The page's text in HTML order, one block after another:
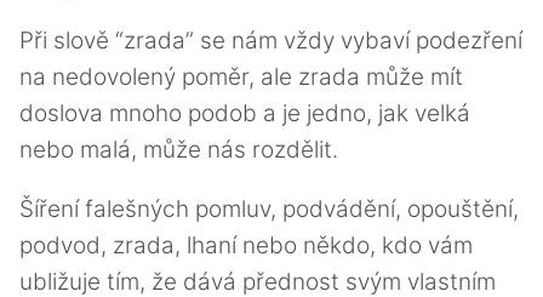
Při slově “zrada” se nám vždy vybaví podezření
na nedovolený poměr, ale zrada může mít
doslova mnoho podob a je jedno, jak velká
nebo malá, může nás rozdělit.
Šíření falešných pomluv, podvádění, opouštění,
podvod, zrada, lhaní nebo někdo, kdo vám
ubližuje tím, že dává přednost svým vlastním